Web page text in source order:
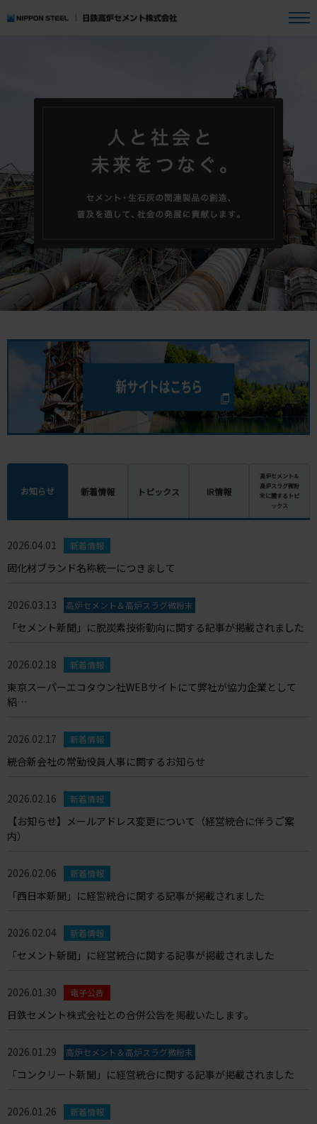
お知らせ 新着情報 トピックス IR情報
高炉セメント＆
高炉スラグ微粉
末に関するトピ
ックス
2026.04.01 新着情報
固化材ブランド名称統一につきまして
2026.03.13 高炉セメント＆高炉スラグ微粉末
「セメント新聞」に脱炭素技術動向に関する記事が掲載されました
2026.02.18 新着情報
東京スーパーエコタウン社WEBサイトにて弊社が協力企業として
紹…
2026.02.17 新着情報
統合新会社の常勤役員人事に関するお知らせ
2026.02.16 新着情報
【お知らせ】メールアドレス変更について（経営統合に伴うご案
内）
2026.02.06 新着情報
「西日本新聞」に経営統合に関する記事が掲載されました
2026.02.04 新着情報
「セメント新聞」に経営統合に関する記事が掲載されました
2026.01.30 電子公告
日鉄セメント株式会社との合併公告を掲載いたします。
2026.01.29 高炉セメント＆高炉スラグ微粉末
「コンクリート新聞」に経営統合に関する記事が掲載されました
2026.01.26 新着情報